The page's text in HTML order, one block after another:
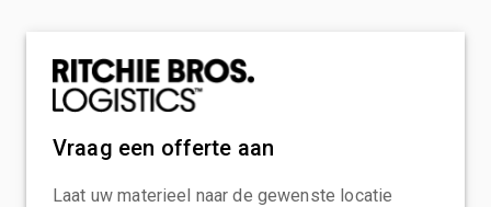
Vraag een offerte aan
Laat uw materieel naar de gewenste locatie